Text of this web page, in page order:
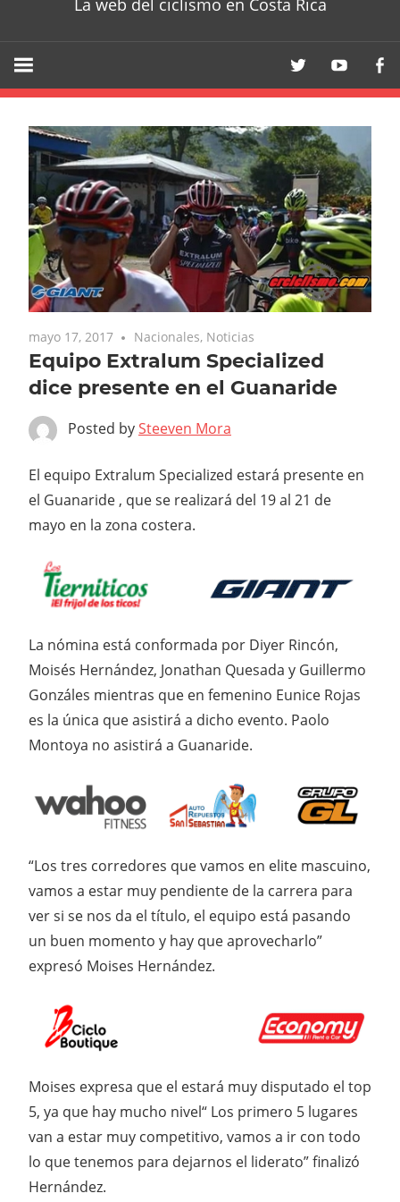
La web del ciclismo en Costa Rica
mayo 17, 2017 Nacionales, Noticias
Equipo Extralum Specialized
dice presente en el Guanaride
Posted bySteeven Mora
El equipo Extralum Specialized estará presente en
el Guanaride , que se realizará del 19 al 21 de
mayo en la zona costera.
La nómina está conformada por Diyer Rincón,
Moisés Hernández, Jonathan Quesada y Guillermo
Gonzáles mientras que en femenino Eunice Rojas
es la única que asistirá a dicho evento. Paolo
Montoya no asistirá a Guanaride.
“Los tres corredores que vamos en elite mascuino,
vamos a estar muy pendiente de la carrera para
ver si se nos da el título, el equipo está pasando
un buen momento y hay que aprovecharlo”
expresó Moises Hernández.
Moises expresa que el estará muy disputado el top
5, ya que hay mucho nivel“ Los primero 5 lugares
van a estar muy competitivo, vamos a ir con todo
lo que tenemos para dejarnos el liderato” finalizó
Hernández.